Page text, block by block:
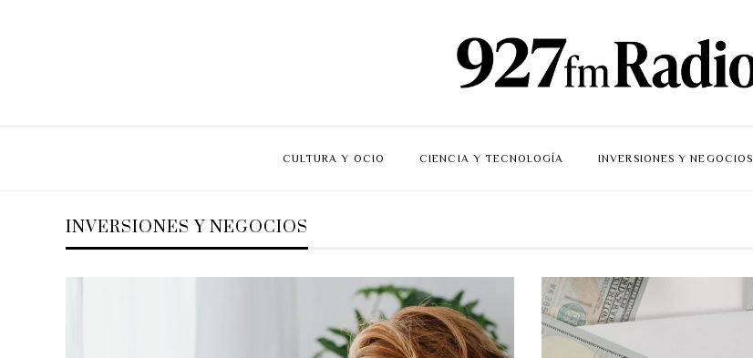
CULTURA Y OCIO CIENCIA Y TECNOLOGÍA INVERSIONES Y NEGOCIOS
INVERSIONES Y NEGOCIOS